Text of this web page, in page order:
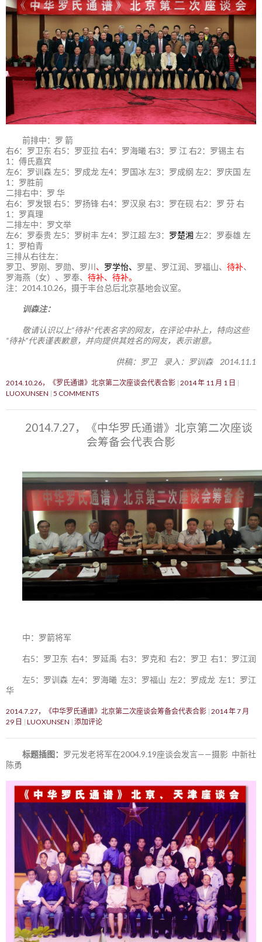
前排中：罗 箭
右6：罗卫东 右5：罗亚拉 右4：罗海曦 右3：罗 江 右2：罗锡主 右
1：傅氏嘉宾
左6：罗训森 左5：罗成龙 左4：罗国冰 左3：罗成纲 左2：罗庆国 左
1：罗胜前
二排右中：罗 华
右6：罗发银 右5：罗扬锋 右4：罗汉泉 右3：罗在砚 右2：罗 芬 右
1：罗真理
二排左中：罗文举
左6：罗泰贵 左5：罗树丰 左4：罗江超 左3： 罗楚湘 左2：罗泰雄 左
1：罗柏青
三排从右往左：
罗卫、罗刚、罗勋、罗川 、 罗学怡、 罗星、罗江润、罗福山、 待补、
罗海燕（女）、罗奉、 待补、待补。
注：2014.10.26，摄于丰台总后北京基地会议室。
训森注：
敬请认识以上“待补”代表名字的网友，在评论中补上，特向这些
“待补”代表谨表歉意，并向提供其姓名的网友，表示谢意。
供稿：罗卫 录入：罗训森 2014.11.1
2014.10.26，《罗氏通谱》北京第二次座谈会代表合影 2014 年 11 月 1 日
LUOXUNSEN 5 COMMENTS
2014.7.27，《中华罗氏通谱》北京第二次座谈
会筹备会代表合影
中：罗箭将军
右5：罗卫东 右4：罗延禹 右3：罗克和 右2：罗卫 右1：罗江润
左5：罗训森 左4：罗海曦 左3：罗福山 左2：罗成龙 左1：罗江
华
2014.7.27，《中华罗氏通谱》北京第二次座谈会筹备会代表合影 2014 年 7 月
29 日
LUOXUNSEN 添加评论
标题插图： 罗元发老将军在2004.9.19座谈会发言——摄影 中新社
陈勇